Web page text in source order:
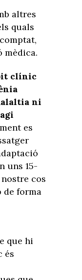
altres
quals
mèdica.
clínic
ni
es
uns 15-
cos
de forma
que hi
és